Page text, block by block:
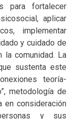
para fortalecer
aplicar
implementar
y cuidado de
la comunidad. La
sustenta este
teoría-
metodología de
en consideración
y sus